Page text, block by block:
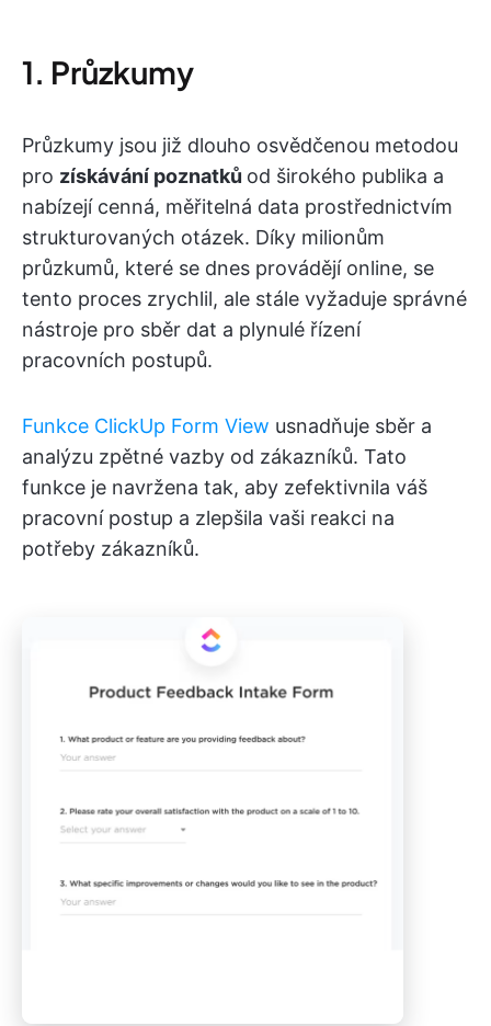
1. Průzkumy
Průzkumy jsou již dlouho osvědčenou metodou
pro získávání poznatků od širokého publika a
nabízejí cenná, měřitelná data prostřednictvím
strukturovaných otázek. Díky milionům
průzkumů, které se dnes provádějí online, se
tento proces zrychlil, ale stále vyžaduje správné
nástroje pro sběr dat a plynulé řízení
pracovních postupů.
Funkce ClickUp Form View usnadňuje sběr a
analýzu zpětné vazby od zákazníků. Tato
funkce je navržena tak, aby zefektivnila váš
pracovní postup a zlepšila vaši reakci na
potřeby zákazníků.